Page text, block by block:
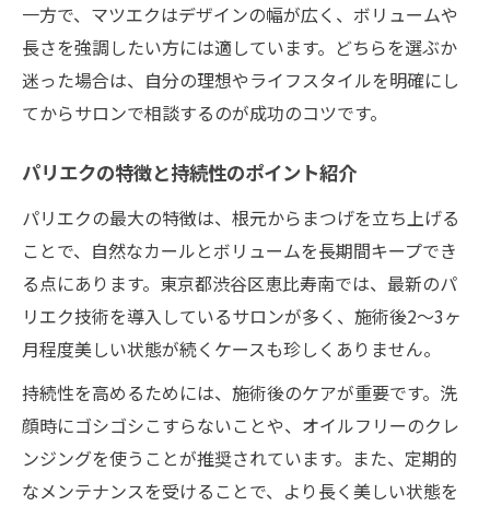
一方で、マツエクはデザインの幅が広く、ボリュームや
長さを強調したい方には適しています。どちらを選ぶか
迷った場合は、自分の理想やライフスタイルを明確にし
てからサロンで相談するのが成功のコツです。
パリエクの特徴と持続性のポイント紹介
パリエクの最大の特徴は、根元からまつげを立ち上げる
ことで、自然なカールとボリュームを長期間キープでき
る点にあります。東京都渋谷区恵比寿南では、最新のパ
リエク技術を導入しているサロンが多く、施術後2〜3ヶ
月程度美しい状態が続くケースも珍しくありません。
持続性を高めるためには、施術後のケアが重要です。洗
顔時にゴシゴシこすらないことや、オイルフリーのクレ
ンジングを使うことが推奨されています。また、定期的
なメンテナンスを受けることで、より長く美しい状態を